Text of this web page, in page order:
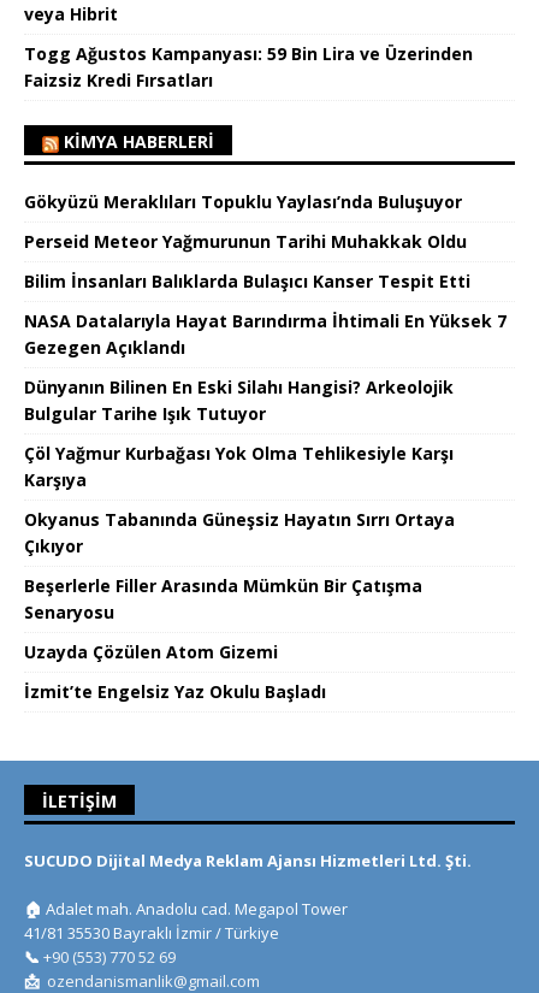
veya Hibrit
Togg Ağustos Kampanyası: 59 Bin Lira ve Üzerinden
Faizsiz Kredi Fırsatları
KIMYA HABERLERI
Gökyüzü Meraklıları Topuklu Yaylası’nda Buluşuyor
Perseid Meteor Yağmurunun Tarihi Muhakkak Oldu
Bilim İnsanları Balıklarda Bulaşıcı Kanser Tespit Etti
NASA Datalarıyla Hayat Barındırma İhtimali En Yüksek 7
Gezegen Açıklandı
Dünyanın Bilinen En Eski Silahı Hangisi? Arkeolojik
Bulgular Tarihe Işık Tutuyor
Çöl Yağmur Kurbağası Yok Olma Tehlikesiyle Karşı
Karşıya
Okyanus Tabanında Güneşsiz Hayatın Sırrı Ortaya
Çıkıyor
Beşerlerle Filler Arasında Mümkün Bir Çatışma
Senaryosu
Uzayda Çözülen Atom Gizemi
İzmit’te Engelsiz Yaz Okulu Başladı
İLETIŞIM
SUCUDO Dijital Medya Reklam Ajansı Hizmetleri Ltd. Şti.
🏠 Adalet mah. Anadolu cad. Megapol Tower
41/81 35530 Bayraklı İzmir / Türkiye
📞 +90 (553) 770 52 69
📩 ozendanismanlik@gmail.com